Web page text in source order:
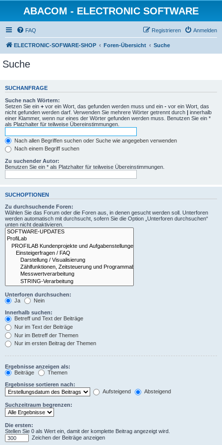
ABACOM - ELECTRONIC SOFTWARE
FAQ Anmelden
Registrieren
ELECTRONIC-SOFWARE-SHOP Foren-Übersicht Suche
Suche
SUCHANFRAGE
Suche nach Wörtern:
Setzen Sie ein + vor ein Wort, das gefunden werden muss und ein - vor ein Wort, das
nicht gefunden werden darf. Verwenden Sie mehrere Wörter getrennt durch | innerhalb
einer Klammer, wenn nur eines der Wörter gefunden werden muss. Benutzen Sie ein *
als Platzhalter für teilweise Übereinstimmungen.
Nach allen Begriffen suchen oder Suche wie angegeben verwenden
Nach einem Begriff suchen
Zu suchender Autor:
Benutzen Sie ein * als Platzhalter für teilweise Übereinstimmungen.
SUCHOPTIONEN
Zu durchsuchende Foren:
Wählen Sie das Forum oder die Foren aus, in denen gesucht werden soll. Unterforen
werden automatisch mit durchsucht, sofern Sie die Option „Unterforen durchsuchen“
unten nicht deaktivieren.
Unterforen durchsuchen:
Ja
Nein
Innerhalb suchen:
Betreff und Text der Beiträge
Nur im Text der Beiträge
Nur im Betreff der Themen
Nur im ersten Beitrag der Themen
Ergebnisse anzeigen als:
Beiträge
Themen
Ergebnisse sortieren nach:
Aufsteigend
Absteigend
Suchzeitraum begrenzen:
Die ersten:
Stellen Sie 0 als Wert ein, damit der komplette Beitrag angezeigt wird.
Zeichen der Beiträge anzeigen